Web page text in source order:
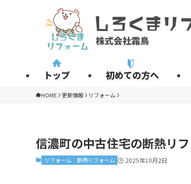
トップ 初めての方へ
HOME 更新情報 リフォーム
信濃町の中古住宅の断熱リ
リフォーム 断熱リフォーム 2025年10月2日